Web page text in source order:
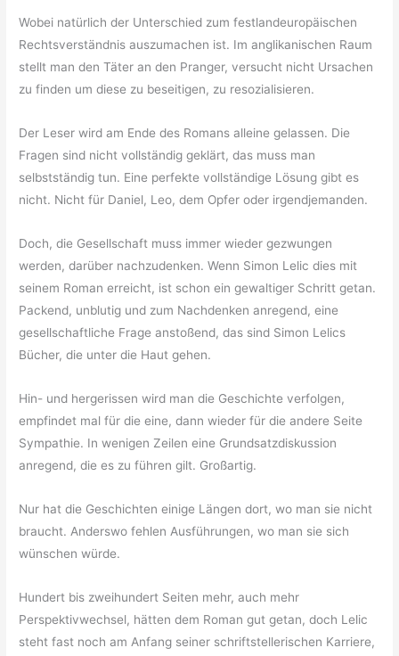
Wobei natürlich der Unterschied zum festlandeuropäischen
Rechtsverständnis auszumachen ist. Im anglikanischen Raum
stellt man den Täter an den Pranger, versucht nicht Ursachen
zu finden um diese zu beseitigen, zu resozialisieren.
Der Leser wird am Ende des Romans alleine gelassen. Die
Fragen sind nicht vollständig geklärt, das muss man
selbstständig tun. Eine perfekte vollständige Lösung gibt es
nicht. Nicht für Daniel, Leo, dem Opfer oder irgendjemanden.
Doch, die Gesellschaft muss immer wieder gezwungen
werden, darüber nachzudenken. Wenn Simon Lelic dies mit
seinem Roman erreicht, ist schon ein gewaltiger Schritt getan.
Packend, unblutig und zum Nachdenken anregend, eine
gesellschaftliche Frage anstoßend, das sind Simon Lelics
Bücher, die unter die Haut gehen.
Hin- und hergerissen wird man die Geschichte verfolgen,
empfindet mal für die eine, dann wieder für die andere Seite
Sympathie. In wenigen Zeilen eine Grundsatzdiskussion
anregend, die es zu führen gilt. Großartig.
Nur hat die Geschichten einige Längen dort, wo man sie nicht
braucht. Anderswo fehlen Ausführungen, wo man sie sich
wünschen würde.
Hundert bis zweihundert Seiten mehr, auch mehr
Perspektivwechsel, hätten dem Roman gut getan, doch Lelic
steht fast noch am Anfang seiner schriftstellerischen Karriere,